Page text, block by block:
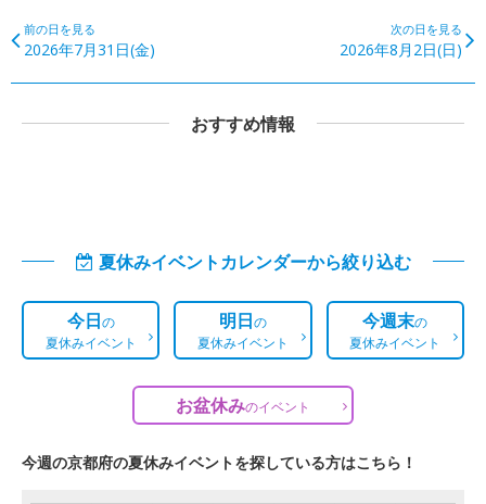
前の日を見る
2026年7月31日(金)
次の日を見る
2026年8月2日(日)
おすすめ情報
夏休みイベントカレンダーから絞り込む
今日の
夏休みイベント
明日の
夏休みイベント
今週末の
夏休みイベント
お盆休みのイベント
今週の京都府の夏休みイベントを探している方はこちら！